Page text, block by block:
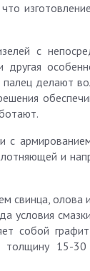
с
другая
палец делают
и
свинца, олова
условия
собой
толщину 15-